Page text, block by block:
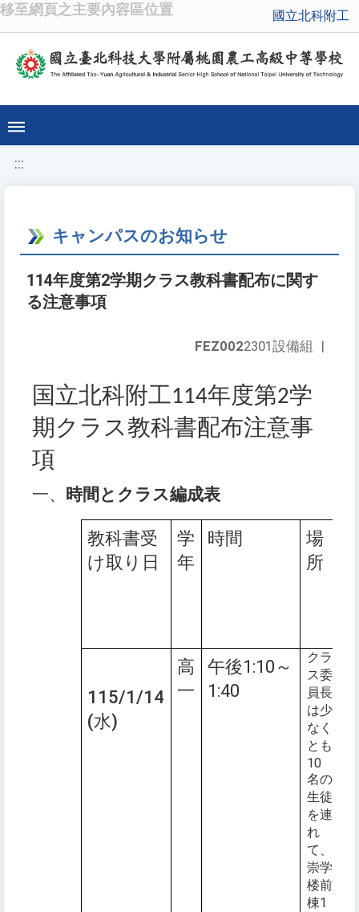
移至網頁之主要內容區位置 國立北科附工
:::
キャンパスのお知らせ
114年度第2学期クラス教科書配布に関す
る注意事項
FEZ0022301設備組 |
国立北科附工114年度第2学
期クラス教科書配布注意事
項
一、 時間とクラス編成表
教科書受
け取り日
学
年
時間
場
所
115/1/14
(水)
高
一
午後1:10～
1:40
クラ
ス委
員長
は少
なく
とも
10
名の
生徒
を連
れ
て、
崇学
楼前
棟1